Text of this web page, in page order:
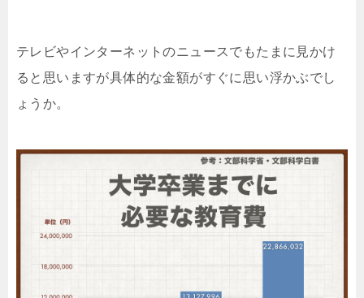
テレビやインターネットのニュースでもたまに見かけ
ると思いますが具体的な金額がすぐに思い浮かぶでし
ょうか。